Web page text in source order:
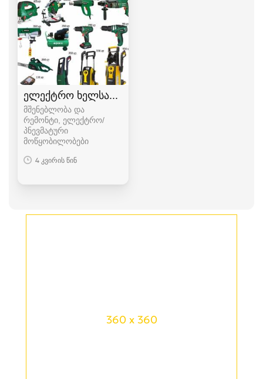
ელექტრო ხელსაწყოები
მშენებლობა და
რემონტი, ელექტრო/
პნევმატური
მოწყობილობები
4 კვირის წინ
360 x 360